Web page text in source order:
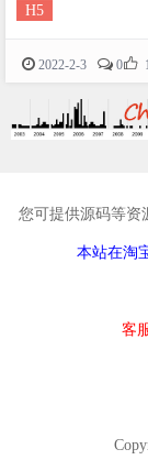
H5
2022-2-3 0
您可提供源码等资
本站在淘
客